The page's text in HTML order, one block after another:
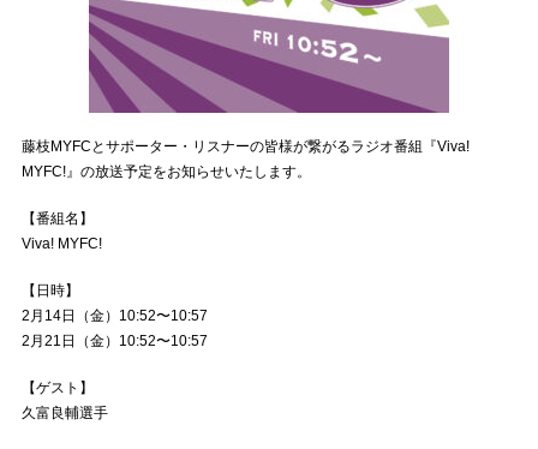
藤枝MYFCとサポーター・リスナーの皆様が繋がるラジオ番組『Viva!
MYFC!』の放送予定をお知らせいたします。
【番組名】
Viva! MYFC!
【日時】
2月14日（金）10:52〜10:57
2月21日（金）10:52〜10:57
【ゲスト】
久富良輔選手